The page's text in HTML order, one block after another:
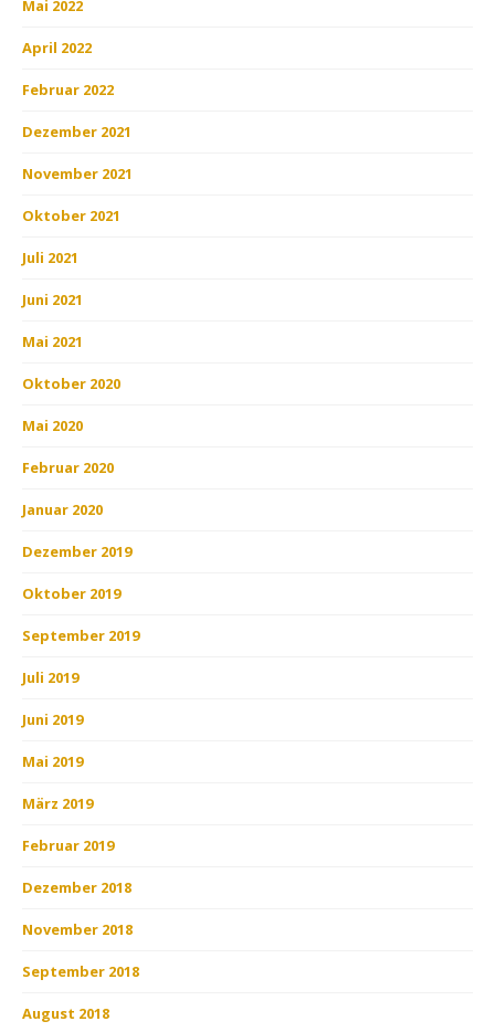
Mai 2022
April 2022
Februar 2022
Dezember 2021
November 2021
Oktober 2021
Juli 2021
Juni 2021
Mai 2021
Oktober 2020
Mai 2020
Februar 2020
Januar 2020
Dezember 2019
Oktober 2019
September 2019
Juli 2019
Juni 2019
Mai 2019
März 2019
Februar 2019
Dezember 2018
November 2018
September 2018
August 2018